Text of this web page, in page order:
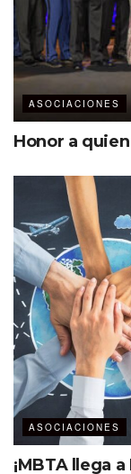
ASOCIACIONES
Honor a
ASOCIACIONES
¡MBTA llega a